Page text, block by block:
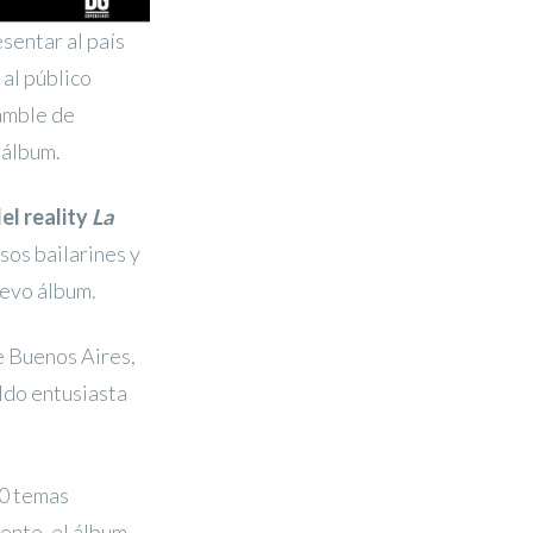
al país
público
de
realityLa
bailarines y
álbum.
Buenos Aires,
entusiasta
temas